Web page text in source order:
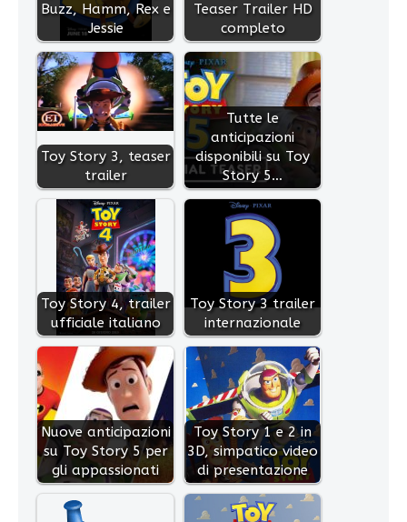
Buzz, Hamm, Rex e
Jessie
Teaser Trailer HD
completo
Toy Story 3, teaser
trailer
Tutte le
anticipazioni
disponibili su Toy
Story 5…
Toy Story 4, trailer
ufficiale italiano
Toy Story 3 trailer
internazionale
Nuove anticipazioni
su Toy Story 5 per
gli appassionati
Toy Story 1 e 2 in
3D, simpatico video
di presentazione